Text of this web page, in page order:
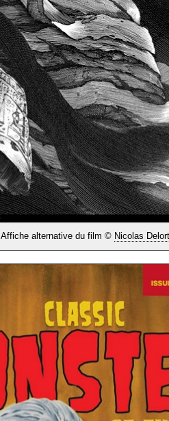
Affiche alternative du film © Nicolas Delort